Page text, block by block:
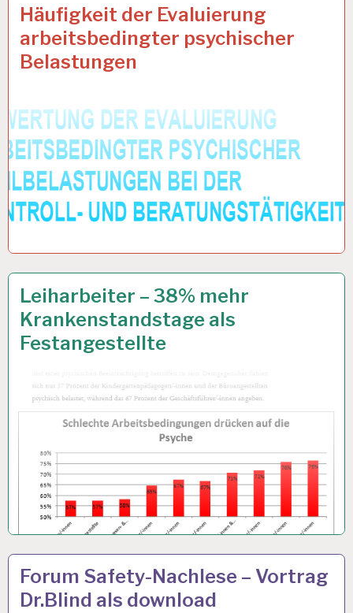
ARBEIT
UND
GESUNDHEIT…
Häufigkeit der Evaluierung
arbeitsbedingter psychischer
Belastungen
3 OKT. 2017
ARBEIT
UND
GESUNDHEIT…
Leiharbeiter – 38% mehr
Krankenstandstage als
Festangestellte
16 AUG. 2017
ARBEIT
UND
GESUNDHEIT…
Forum Safety-Nachlese – Vortrag
Dr.Blind als download
6 JULI 2017